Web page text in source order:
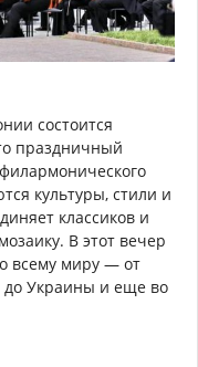
состоится
праздничный
культуры, стили и
классиков и
В этот вечер
всему миру — от
до Украины и еще во